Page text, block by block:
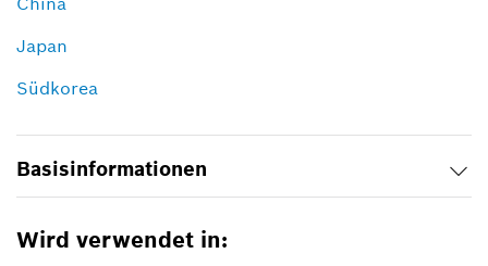
Japan
Südkorea
Basisinformationen
Wird verwendet in: